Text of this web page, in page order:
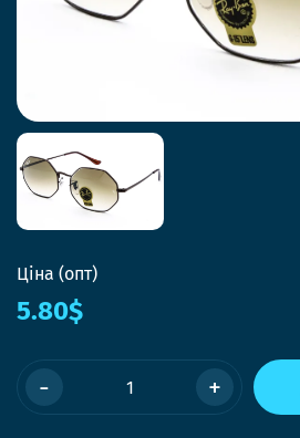
Ціна (опт)
5.80$
- +